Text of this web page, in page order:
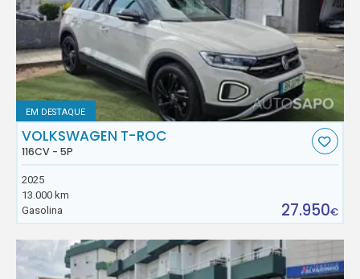
EM DESTAQUE
VOLKSWAGEN T-ROC
116CV - 5P
2025
13.000 km
Gasolina
27.950€